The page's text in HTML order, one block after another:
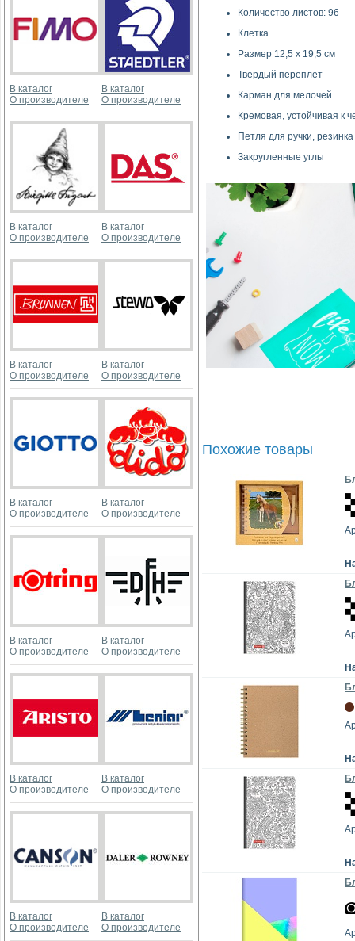
В каталог
О производителе
В каталог
О производителе
В каталог
О производителе
В каталог
О производителе
В каталог
О производителе
В каталог
О производителе
В каталог
О производителе
В каталог
О производителе
В каталог
О производителе
В каталог
О производителе
В каталог
О производителе
В каталог
О производителе
В каталог
О производителе
В каталог
О производителе
Количество листов: 96
Клетка
Размер 12,5 x 19,5 см
Твердый переплет
Карман для мелочей
Кремовая, устойчивая к
Петля для ручки, резинка
Закругленные углы
Похожие товары